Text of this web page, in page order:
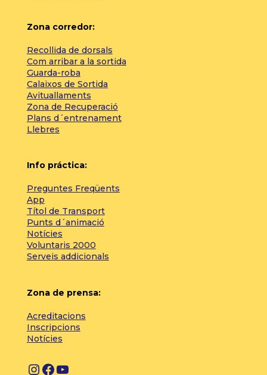
Zona corredor:
Recollida de dorsals
Com arribar a la sortida
Guarda-roba
Calaixos de Sortida
Avituallaments
Zona de Recuperació
Plans d´entrenament
Llebres
Info práctica:
Preguntes Freqüents
App
Títol de Transport
Punts d´animació
Notícies
Voluntaris 2000
Serveis addicionals
Zona de prensa:
Acreditacions
Inscripcions
Notícies